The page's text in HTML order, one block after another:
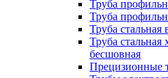
Труба
Труба
Труба стальная
Труба
бесшовная
Прецизионные